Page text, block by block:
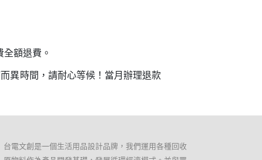
額退費。
異時間，請耐心等候！當月辦理退款
台電文創是一個生活用品設計品牌，我們運用各種回收